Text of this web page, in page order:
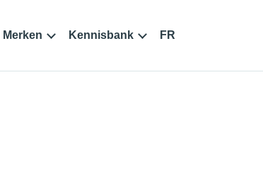
Merken Kennisbank FR